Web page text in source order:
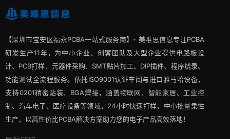
【深圳市宝安区福永PCBA一站式服务商】- 美唯思信息专注PCBA
研发生产11年，为中小企业、创客团队及大型企业提供电路板设
计、PCB打样、元器件采购、SMT贴片加工、DIP插件、程序烧录、
功能测试全流程服务。依托ISO9001认证车间与进口雅马哈设备，
支持0201精密贴装、BGA焊接，涵盖物联网、智能家居、工业控
制、汽车电子、医疗设备等领域，24小时快速打样，中小批量柔性
生产，以高性价比PCBA解决方案助力您的电子产品高效落地！